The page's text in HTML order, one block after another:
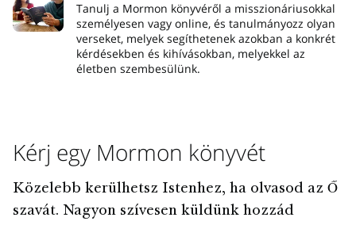
Tanulj a Mormon könyvéről a misszionáriusokkal
személyesen vagy online, és tanulmányozz olyan
verseket, melyek segíthetenek azokban a konkrét
kérdésekben és kihívásokban, melyekkel az
életben szembesülünk.
Kérj egy Mormon könyvét
Közelebb kerülhetsz Istenhez, ha olvasod az Ő
szavát. Nagyon szívesen küldünk hozzád